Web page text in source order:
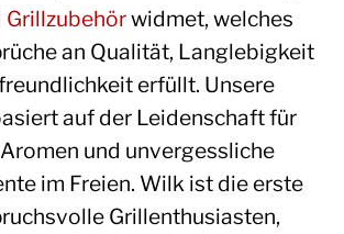
Grillzubehörwidmet, welches
an Qualität, Langlebigkeit
erfüllt. Unsere
auf der Leidenschaft für
und unvergessliche
im Freien. Wilk ist die erste
Grillenthusiasten,